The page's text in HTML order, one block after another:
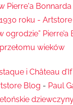
Pierre'a
roku -
ogrodzie” Pierre’a
wieków
i Château
Blog - Paul